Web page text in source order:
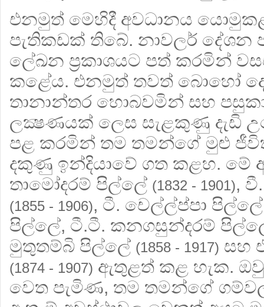
එනමුත් මෙහිදී අවධානය
පැතිකඩක් තිබේ. නාවලර්
ලේඛන ප්‍රකාශයට පත් කරමින්
කළේය. එනමුත් තවත් බොහෝ
තානාන්තර හොබවමින් සහ
ලක්‍ෂණයක් ලෙස සැළකුණු දැඩි
පළ කරමින් තම තමන්ගේ මුළු
දකුණු ඉන්දියාවේ ගත කළහ. මේ
තාමෝදරම් පිල්ලේ (1832 - 1901),
(1855 - 1906), ටී. චෙල්ල්ප්පා
පිල්ලේ, ටී.ටී. කනගසුන්දරම්
මුතුතම්බි පිල්ලේ (1858 - 1917) සහ
(1874 - 1907) ඇතුළත් කළ හැක.
වෙත පැමිණ, තම තමන්ගේ